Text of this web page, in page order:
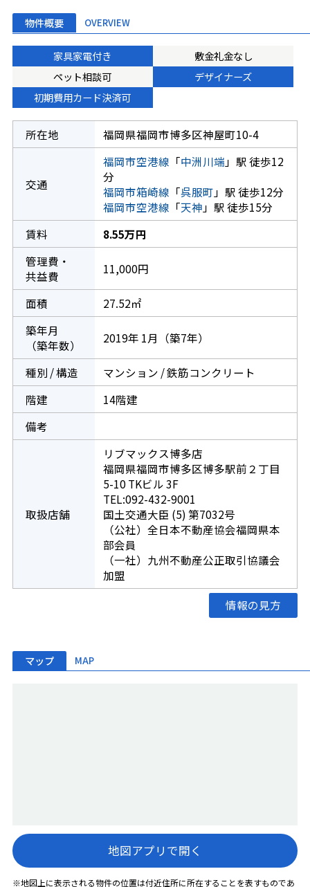
物件概要 OVERVIEW
家具家電付き
敷金礼金なし
ペット相談可
デザイナーズ
初期費用カード決済可
所在地 福岡県福岡市博多区神屋町10-4
交通
福岡市空港線 「中洲川端 」駅 徒歩12
分
福岡市箱崎線 「呉服町 」駅 徒歩12分
福岡市空港線 「天神 」駅 徒歩15分
賃料
8.55万円
管理費・
共益費
11,000円
面積
27.52㎡
築年月
（築年数）
2019年 1月（築7年）
種別 / 構造
マンション / 鉄筋コンクリート
階建
14階建
備考
取扱店舗
リブマックス博多店
福岡県福岡市博多区博多駅前２丁目
5-10 TKビル 3F
TEL:092-432-9001
国土交通大臣 (5) 第7032号
（公社）全日本不動産協会福岡県本
部会員
（一社）九州不動産公正取引協議会
加盟
情報の見方
マップ MAP
地図アプリで開く
※地図上に表示される物件の位置は付近住所に所在することを表すものであ